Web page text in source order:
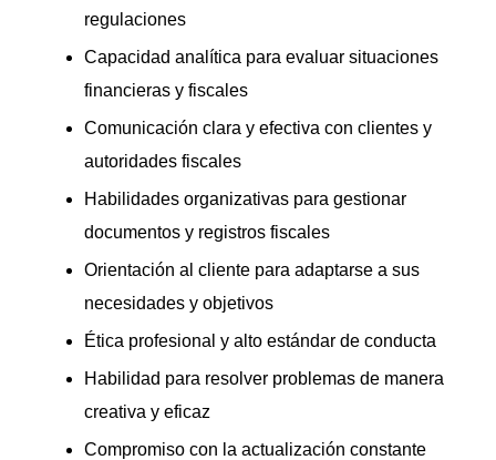
regulaciones
Capacidad analítica para evaluar situaciones
financieras y fiscales
Comunicación clara y efectiva con clientes y
autoridades fiscales
Habilidades organizativas para gestionar
documentos y registros fiscales
Orientación al cliente para adaptarse a sus
necesidades y objetivos
Ética profesional y alto estándar de conducta
Habilidad para resolver problemas de manera
creativa y eficaz
Compromiso con la actualización constante